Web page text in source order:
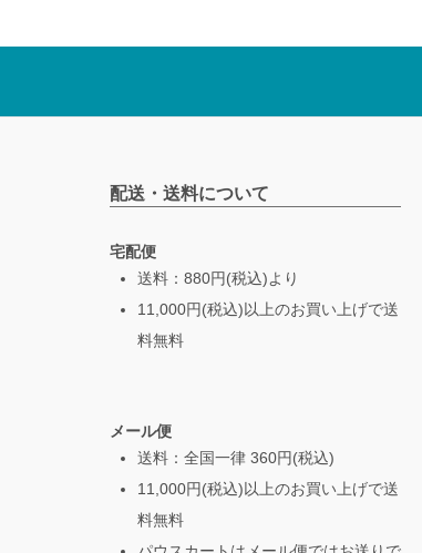
配送・送料について
宅配便
送料：880円(税込)より
11,000円(税込)以上のお買い上げで送
料無料
メール便
送料：全国一律 360円(税込)
11,000円(税込)以上のお買い上げで送
料無料